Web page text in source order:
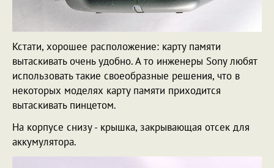
Кстати, хорошее расположение: карту памяти
вытаскивать очень удобно. А то инженеры Sony любят
использовать такие своеобразные решения, что в
некоторых моделях карту памяти приходится
вытаскивать пинцетом.
На корпусе снизу - крышка, закрывающая отсек для
аккумулятора.